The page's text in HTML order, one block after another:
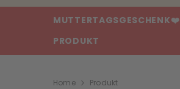
MUTTERTAGSGESCHENK❤️
PRODUKT
Home Produkt